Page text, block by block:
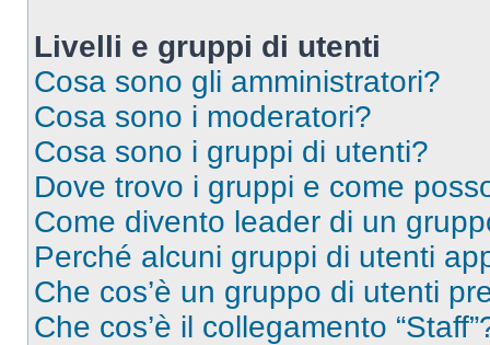
Livelli e gruppi di utenti
Cosa sono gli amministratori?
Cosa sono i moderatori?
Cosa sono i gruppi di utenti?
Dove trovo i gruppi e come
Come divento leader di un
Perché alcuni gruppi di utenti
Che cos’è un gruppo di utenti
Che cos’è il collegamento